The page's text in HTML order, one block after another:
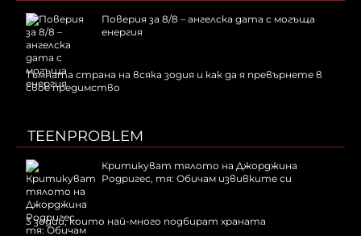
Поверия за 8/8 – ангелска дата с могъща
енергия
Тъмната страна на всяка зодия и как да я превърнете в
свое предимство
TEENPROBLEM
Критикуват тялото на Джорджина
Родригес, тя: Обичам извивките си
3 зодии, които най-много подбират храната